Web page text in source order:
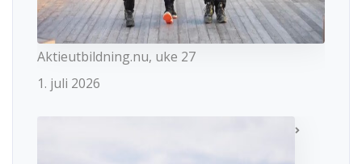
Aktieutbildning.nu, uke 27
1. juli 2026